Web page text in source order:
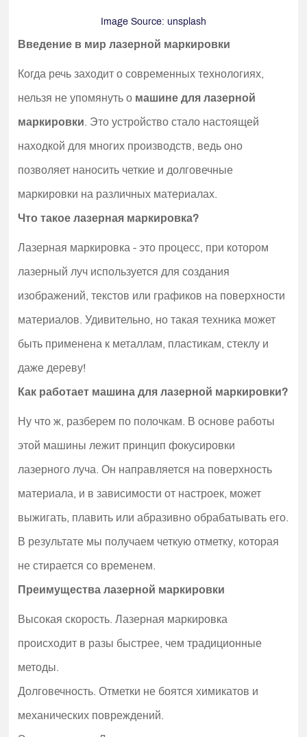
Image Source: unsplash
Введение в мир лазерной маркировки
Когда речь заходит о современных технологиях,
нельзя не упомянуть о машине для лазерной
маркировки. Это устройство стало настоящей
находкой для многих производств, ведь оно
позволяет наносить четкие и долговечные
маркировки на различных материалах.
Что такое лазерная маркировка?
Лазерная маркировка - это процесс, при котором
лазерный луч используется для создания
изображений, текстов или графиков на поверхности
материалов. Удивительно, но такая техника может
быть применена к металлам, пластикам, стеклу и
даже дереву!
Как работает машина для лазерной маркировки?
Ну что ж, разберем по полочкам. В основе работы
этой машины лежит принцип фокусировки
лазерного луча. Он направляется на поверхность
материала, и в зависимости от настроек, может
выжигать, плавить или абразивно обрабатывать его.
В результате мы получаем четкую отметку, которая
не стирается со временем.
Преимущества лазерной маркировки
Высокая скорость. Лазерная маркировка
происходит в разы быстрее, чем традиционные
методы.
Долговечность. Отметки не боятся химикатов и
механических повреждений.